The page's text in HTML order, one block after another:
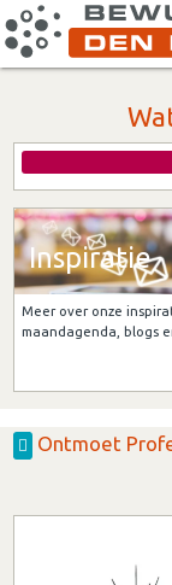
Inspiratie
Meer over onze
maandagenda, blogs
Ontmoet